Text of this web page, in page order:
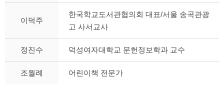
이덕주
한국학교도서관협의회 대표/서울 송곡관광
고 사서교사
정진수 덕성여자대학교 문헌정보학과 교수
조월례 어린이책 전문가